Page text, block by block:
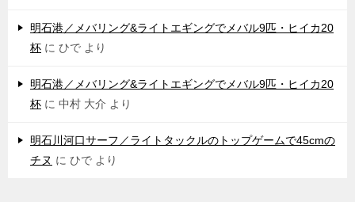
明石港／メバリング&ライトエギングでメバル9匹・ヒイカ20
杯 に ひで より
明石港／メバリング&ライトエギングでメバル9匹・ヒイカ20
杯 に 中村 大介 より
明石川河口サーフ／ライトタックルのトップゲームで45cmの
チヌ に ひで より